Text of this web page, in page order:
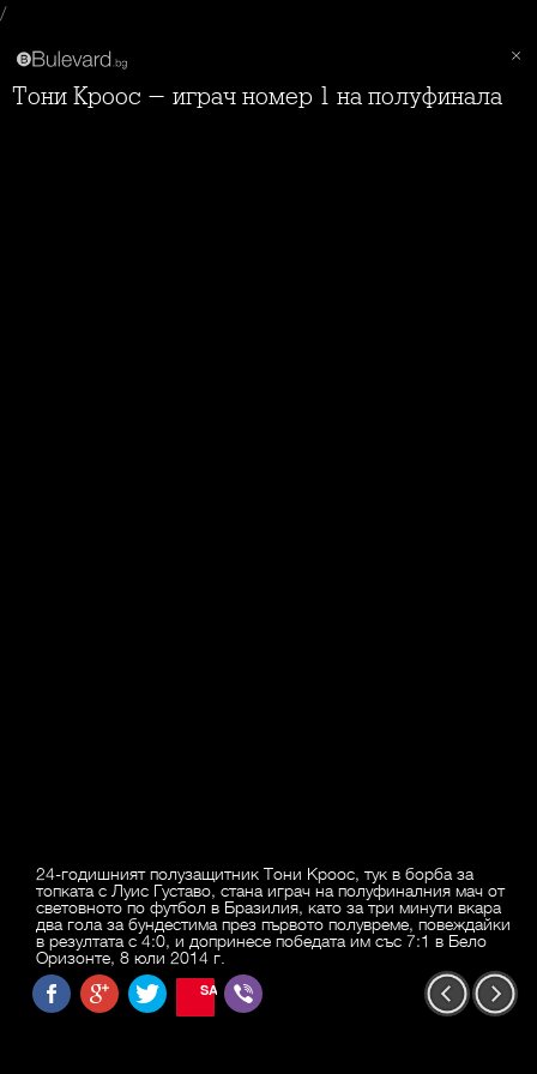
/
Тони Кроос - играч номер 1 на полуфинала
24-годишният полузащитник Тони Кроос, тук в борба за
топката с Луис Густаво, стана играч на полуфиналния мач от
световното по футбол в Бразилия, като за три минути вкара
два гола за бундестима през първото полувреме, повеждайки
в резултата с 4:0, и допринесе победата им със 7:1 в Бело
Оризонте, 8 юли 2014 г.
SAVE